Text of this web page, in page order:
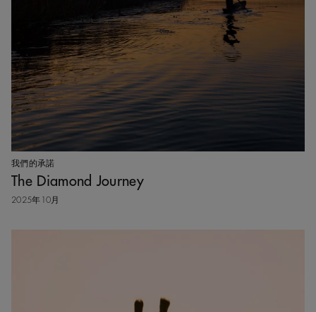
我們的承諾
The Diamond Journey
2025年10月